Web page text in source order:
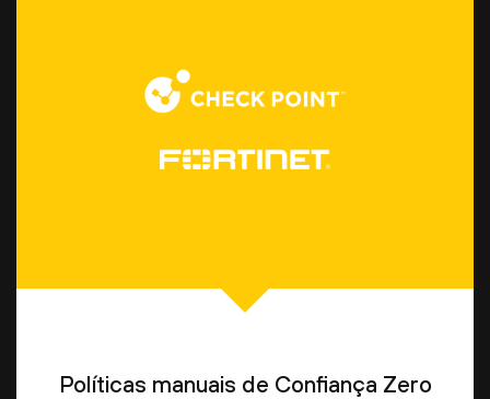
Políticas manuais de Confiança Zero